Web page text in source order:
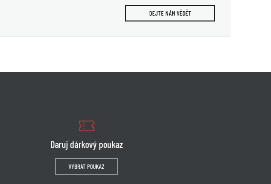
DEJTE NÁM VĚDĚT
Daruj dárkový poukaz
VYBRAT POUKAZ